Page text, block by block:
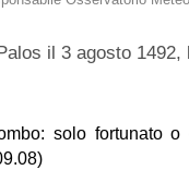
il 3 agosto 1492,
solo fortunato